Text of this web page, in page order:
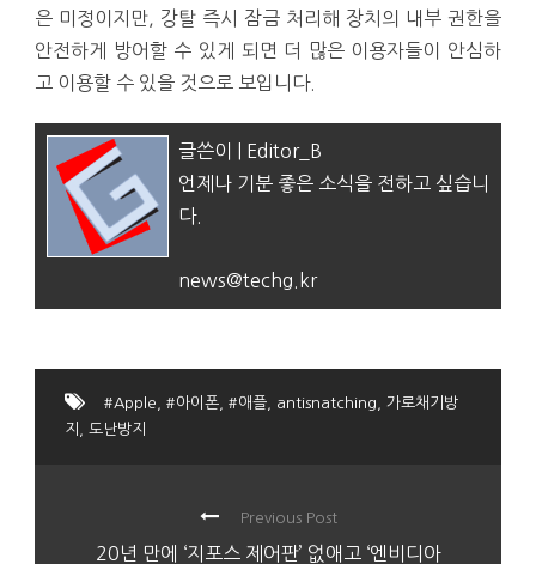
은 미정이지만, 강탈 즉시 잠금 처리해 장치의 내부 권한을
안전하게 방어할 수 있게 되면 더 많은 이용자들이 안심하
고 이용할 수 있을 것으로 보입니다.
글쓴이 | Editor_B
언제나 기분 좋은 소식을 전하고 싶습니
다.
news@techg.kr
#Apple #아이폰 #애플 antisnatching
가로채기방
지
도난방지
Previous Post
20년 만에 ‘지포스 제어판’ 없애고 ‘엔비디아